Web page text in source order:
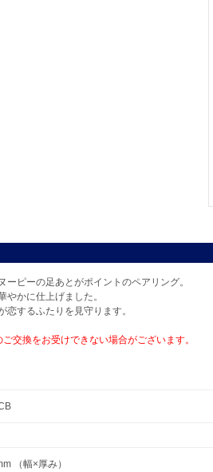
ピーの足あとがポイントのペアリング。
やかに仕上げました。
恋するふたりを見守ります。
交換をお受けできない場合がございます。
（幅×厚み）